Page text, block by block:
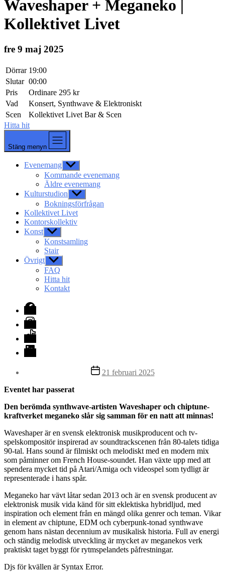
Waveshaper + Meganeko |
Kollektivet Livet
fre 9 maj 2025
Dörrar 19:00
Slutar 00:00
Pris
Ordinare 295 kr
Vad
Konsert, Synthwave & Elektroniskt
Scen
Kollektivet Livet Bar & Scen
Hitta hit
Stäng menyn
Evenemang Visa
undermeny
Kommande evenemang
Äldre evenemang
Kulturstudion Visa
undermeny
Bokningsförfrågan
Kollektivet Livet
Kontorskollektiv
Konst Visa
undermeny
Konstsamling
Stair
Övrigt Visa
undermeny
FAQ
Hitta hit
Kontakt
Facebook
Instagram
TikTok
LinkedIn
Inläggsdatum
21 februari 2025
Eventet har passerat
Den berömda synthwave-artisten Waveshaper och chiptune-
kraftverket meganeko slår sig samman för en natt att minnas!
Waveshaper är en svensk elektronisk musikproducent och tv-
spelskompositör inspirerad av soundtrackscenen från 80-talets tidiga
90-tal. Hans sound är filmiskt och melodiskt med en modern mix
som påminner om French House-soundet. Han växte upp med att
spendera mycket tid på Atari/Amiga och videospel som tydligt är
representerade i hans spår.
Meganeko har vävt låtar sedan 2013 och är en svensk producent av
elektronisk musik vida känd för sitt eklektiska hybridljud, med
inspiration och element från en mängd olika genrer och teman. Vikar
in element av chiptune, EDM och cyberpunk-tonad synthwave
genom hans nästan decennium av musikalisk historia. Full av energi
och ständig melodisk utveckling är mycket av meganekos verk
praktiskt taget byggt för rytmspelandets påfrestningar.
Djs för kvällen är Syntax Error.